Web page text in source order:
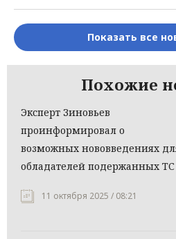
Показать все
Похожие
Эксперт Зиновьев
проинформировал о
возможных нововведениях
обладателей подержанных ТС
11 октября 2025 / 08:21